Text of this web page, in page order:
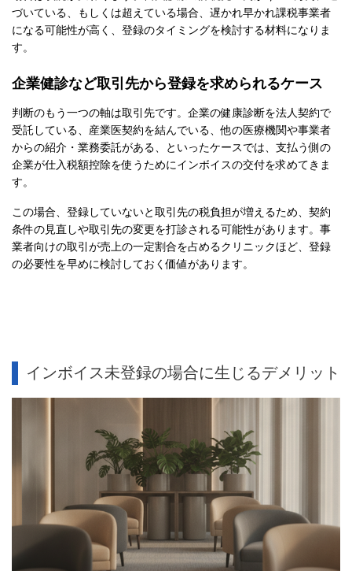
づいている、もしくは超えている場合、遅かれ早かれ課税事業者
になる可能性が高く、登録のタイミングを検討する材料になりま
す。
企業健診など取引先から登録を求められるケース
判断のもう一つの軸は取引先です。企業の健康診断を法人契約で
受託している、産業医契約を結んでいる、他の医療機関や事業者
からの紹介・業務委託がある、といったケースでは、支払う側の
企業が仕入税額控除を使うためにインボイスの交付を求めてきま
す。
この場合、登録していないと取引先の税負担が増えるため、契約
条件の見直しや取引先の変更を打診される可能性があります。事
業者向けの取引が売上の一定割合を占めるクリニックほど、登録
の必要性を早めに検討しておく価値があります。
インボイス未登録の場合に生じるデメリット